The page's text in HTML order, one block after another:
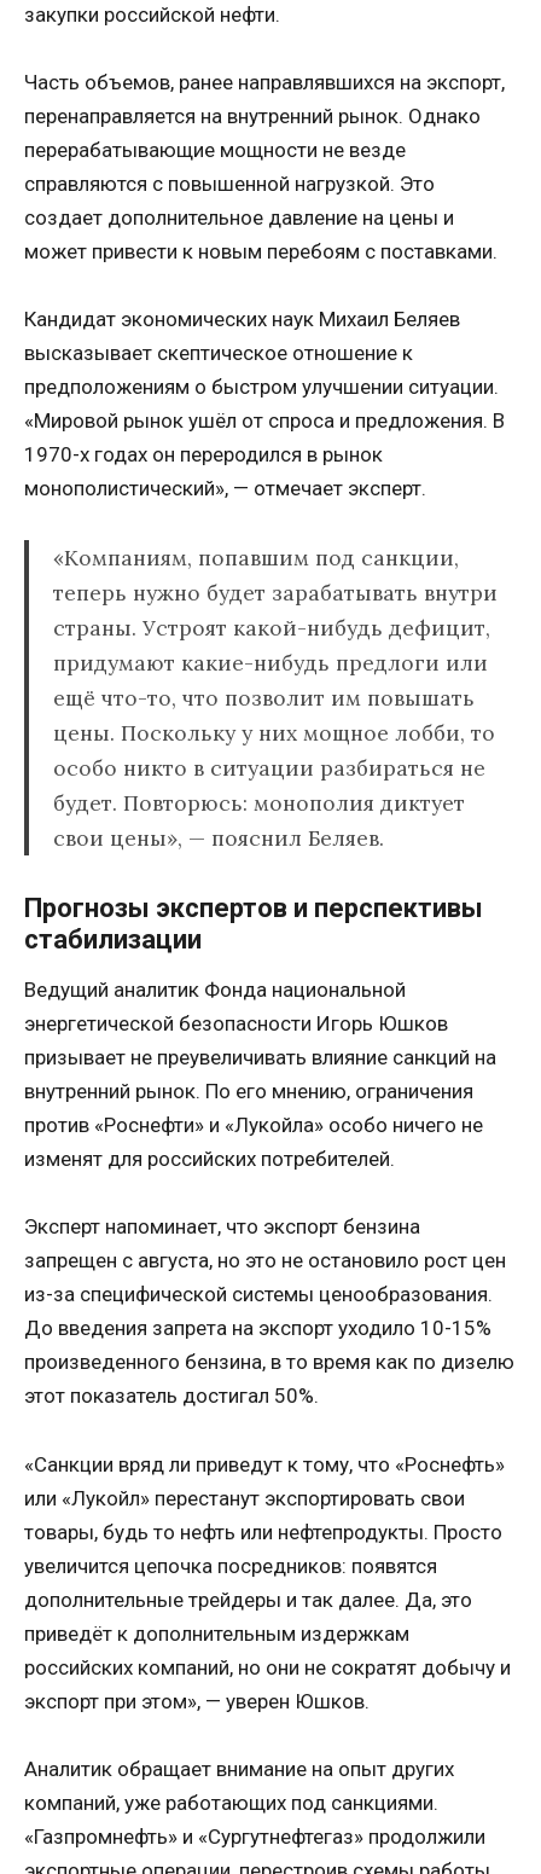
закупки российской нефти.
Часть объемов, ранее направлявшихся на экспорт,
перенаправляется на внутренний рынок. Однако
перерабатывающие мощности не везде
справляются с повышенной нагрузкой. Это
создает дополнительное давление на цены и
может привести к новым перебоям с поставками.
Кандидат экономических наук Михаил Беляев
высказывает скептическое отношение к
предположениям о быстром улучшении ситуации.
«Мировой рынок ушёл от спроса и предложения. В
1970-х годах он переродился в рынок
монополистический», — отмечает эксперт.
«Компаниям, попавшим под санкции,
теперь нужно будет зарабатывать внутри
страны. Устроят какой-нибудь дефицит,
придумают какие-нибудь предлоги или
ещё что-то, что позволит им повышать
цены. Поскольку у них мощное лобби, то
особо никто в ситуации разбираться не
будет. Повторюсь: монополия диктует
свои цены», — пояснил Беляев.
Прогнозы экспертов и перспективы
стабилизации
Ведущий аналитик Фонда национальной
энергетической безопасности Игорь Юшков
призывает не преувеличивать влияние санкций на
внутренний рынок. По его мнению, ограничения
против «Роснефти» и «Лукойла» особо ничего не
изменят для российских потребителей.
Эксперт напоминает, что экспорт бензина
запрещен с августа, но это не остановило рост цен
из-за специфической системы ценообразования.
До введения запрета на экспорт уходило 10-15%
произведенного бензина, в то время как по дизелю
этот показатель достигал 50%.
«Санкции вряд ли приведут к тому, что «Роснефть»
или «Лукойл» перестанут экспортировать свои
товары, будь то нефть или нефтепродукты. Просто
увеличится цепочка посредников: появятся
дополнительные трейдеры и так далее. Да, это
приведёт к дополнительным издержкам
российских компаний, но они не сократят добычу и
экспорт при этом», — уверен Юшков.
Аналитик обращает внимание на опыт других
компаний, уже работающих под санкциями.
«Газпромнефть» и «Сургутнефтегаз» продолжили